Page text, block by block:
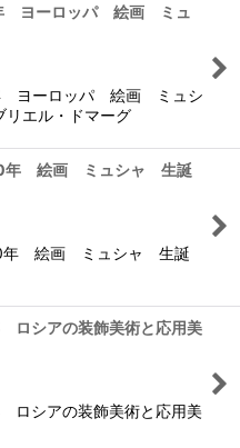
ヨーロッパ 絵画 ミュ
ヨーロッパ 絵画 ミュシ
エル・ドマーグ
年 絵画 ミュシャ 生誕
年 絵画 ミュシャ 生誕
シアの装飾美術と応用美
シアの装飾美術と応用美